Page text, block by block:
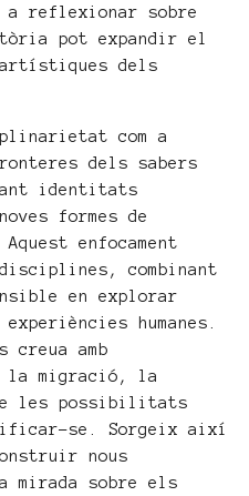
reflexionar sobre
pot expandir el
artístiques dels
com a
dels sabers
identitats
formes de
enfocament
combinant
en explorar
humanes.
creua amb
la migració, la
les possibilitats
se. Sorgeix així
nous
sobre els